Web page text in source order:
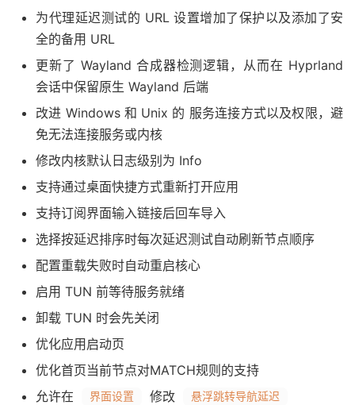
为代理延迟测试的 URL 设置增加了保护以及添加了安
全的备用 URL
更新了 Wayland 合成器检测逻辑，从而在 Hyprland
会话中保留原生 Wayland 后端
改进 Windows 和 Unix 的 服务连接方式以及权限，避
免无法连接服务或内核
修改内核默认日志级别为 Info
支持通过桌面快捷方式重新打开应用
支持订阅界面输入链接后回车导入
选择按延迟排序时每次延迟测试自动刷新节点顺序
配置重载失败时自动重启核心
启用 TUN 前等待服务就绪
卸载 TUN 时会先关闭
优化应用启动页
优化首页当前节点对MATCH规则的支持
允许在
界面设置 修改 悬浮跳转导航延迟